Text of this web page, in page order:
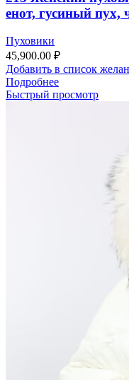
енот, гусиный пух,
Пуховики
45,900.00 ₽
Добавить в список
Подробнее
Быстрый просмотр